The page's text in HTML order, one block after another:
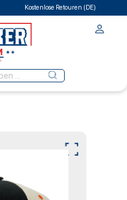
Kostenlose Retouren (DE)